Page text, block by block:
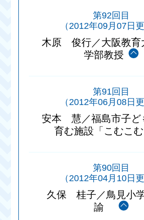
第92回目
（2012年09月07日更
木原 俊行／大阪教育
学部教授
第91回目
（2012年06月08日更
安本 慧／福島市子ど
育む施設「こむこむ
第90回目
（2012年04月10日更
久保 桂子／鳥見小
諭